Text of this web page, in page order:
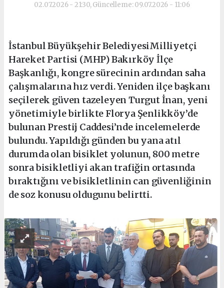
02.07.2026 - 21:30, Güncelleme: 09.07.2026 - 11:06
İstanbul Büyükşehir BelediyesiMilliyetçi
Hareket Partisi (MHP) Bakırköy İlçe
Başkanlığı, kongre sürecinin ardından saha
çalışmalarına hız verdi. Yeniden ilçe başkanı
seçilerek güven tazeleyen Turgut İnan, yeni
yönetimiyle birlikte Florya Şenlikköy’de
bulunan Prestij Caddesi’nde incelemelerde
bulundu. Yapıldığı günden bu yana atıl
durumda olan bisiklet yolunun, 800 metre
sonra bisikletliyi akan trafiğin ortasında
bıraktığını ve bisikletlinin can güvenliğinin
de soz konusu oldugunu belirtti.